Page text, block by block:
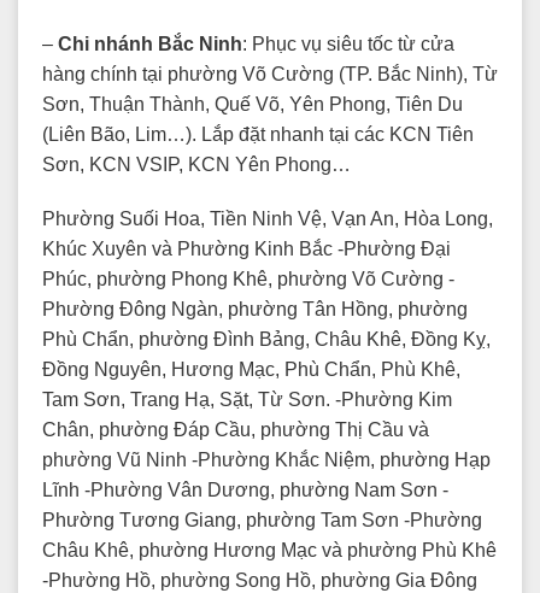
– Chi nhánh Bắc Ninh: Phục vụ siêu tốc từ cửa
hàng chính tại phường Võ Cường (TP. Bắc Ninh), Từ
Sơn, Thuận Thành, Quế Võ, Yên Phong, Tiên Du
(Liên Bão, Lim…). Lắp đặt nhanh tại các KCN Tiên
Sơn, KCN VSIP, KCN Yên Phong…
Phường Suối Hoa, Tiền Ninh Vệ, Vạn An, Hòa Long,
Khúc Xuyên và Phường Kinh Bắc -Phường Đại
Phúc, phường Phong Khê, phường Võ Cường -
Phường Đông Ngàn, phường Tân Hồng, phường
Phù Chẩn, phường Đình Bảng, Châu Khê, Đồng Kỵ,
Đồng Nguyên, Hương Mạc, Phù Chẩn, Phù Khê,
Tam Sơn, Trang Hạ, Sặt, Từ Sơn. -Phường Kim
Chân, phường Đáp Cầu, phường Thị Cầu và
phường Vũ Ninh -Phường Khắc Niệm, phường Hạp
Lĩnh -Phường Vân Dương, phường Nam Sơn -
Phường Tương Giang, phường Tam Sơn -Phường
Châu Khê, phường Hương Mạc và phường Phù Khê
-Phường Hồ, phường Song Hồ, phường Gia Đông